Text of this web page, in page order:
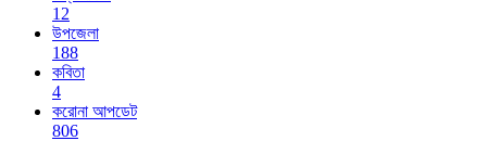
12
উপজেলা
188
কবিতা
4
করোনা আপডেট
806